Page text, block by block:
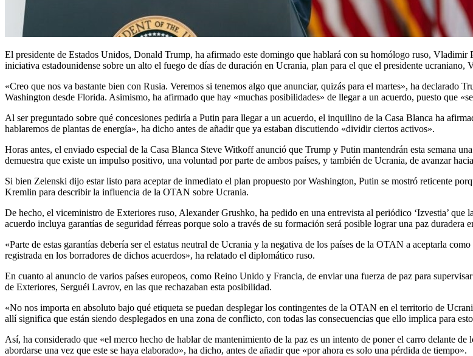
El presidente de Estados Unidos, Donald Trump, ha afirmado este domingo que hablará con su homólogo ruso, Vladimir
iniciativa estadounidense sobre un alto el fuego de días de duración en Ucrania, plan para el que el presidente
«Creo que nos va bastante bien con Rusia. Veremos si tenemos algo que anunciar, quizás para el martes», ha declarado
Washington desde Florida. Asimismo, ha afirmado que hay «muchas posibilidades» de llegar a un acuerdo, puesto que
Al ser preguntado sobre qué concesiones pediría a Putin para llegar a un acuerdo, el inquilino de la Casa Blanca ha
hablaremos de plantas de energía», ha dicho antes de añadir que ya estaban discutiendo «dividir ciertos activos».
Horas antes, el enviado especial de la Casa Blanca Steve Witkoff anunció que Trump y Putin mantendrán esta semana
demuestra que existe un impulso positivo, una voluntad por parte de ambos países, y también de Ucrania, de avanzar
Si bien Zelenski dijo estar listo para aceptar de inmediato el plan propuesto por Washington, Putin se mostró reticente
Kremlin para describir la influencia de la OTAN sobre Ucrania.
De hecho, el viceministro de Exteriores ruso, Alexander Grushko, ha pedido en una entrevista al periódico ‘Izvestia’
acuerdo incluya garantías de seguridad férreas porque solo a través de su formación será posible lograr una paz
«Parte de estas garantías debería ser el estatus neutral de Ucrania y la negativa de los países de la OTAN a aceptarla
registrada en los borradores de dichos acuerdos», ha relatado el diplomático ruso.
En cuanto al anuncio de varios países europeos, como Reino Unido y Francia, de enviar una fuerza de paz para
de Exteriores, Serguéi Lavrov, en las que rechazaban esta posibilidad.
«No nos importa en absoluto bajo qué etiqueta se puedan desplegar los contingentes de la OTAN en el territorio de
allí significa que están siendo desplegados en una zona de conflicto, con todas las consecuencias que ello implica para
Así, ha considerado que «el merco hecho de hablar de mantenimiento de la paz es un intento de poner el carro delante
abordarse una vez que este se haya elaborado», ha dicho, antes de añadir que «por ahora es solo una pérdida de tiempo».